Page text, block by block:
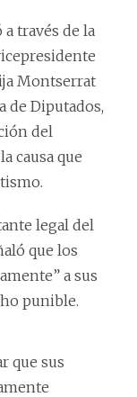
través de la
Montserrat
de Diputados,
del
causa que
legal del
que los
a sus
punible.
que sus